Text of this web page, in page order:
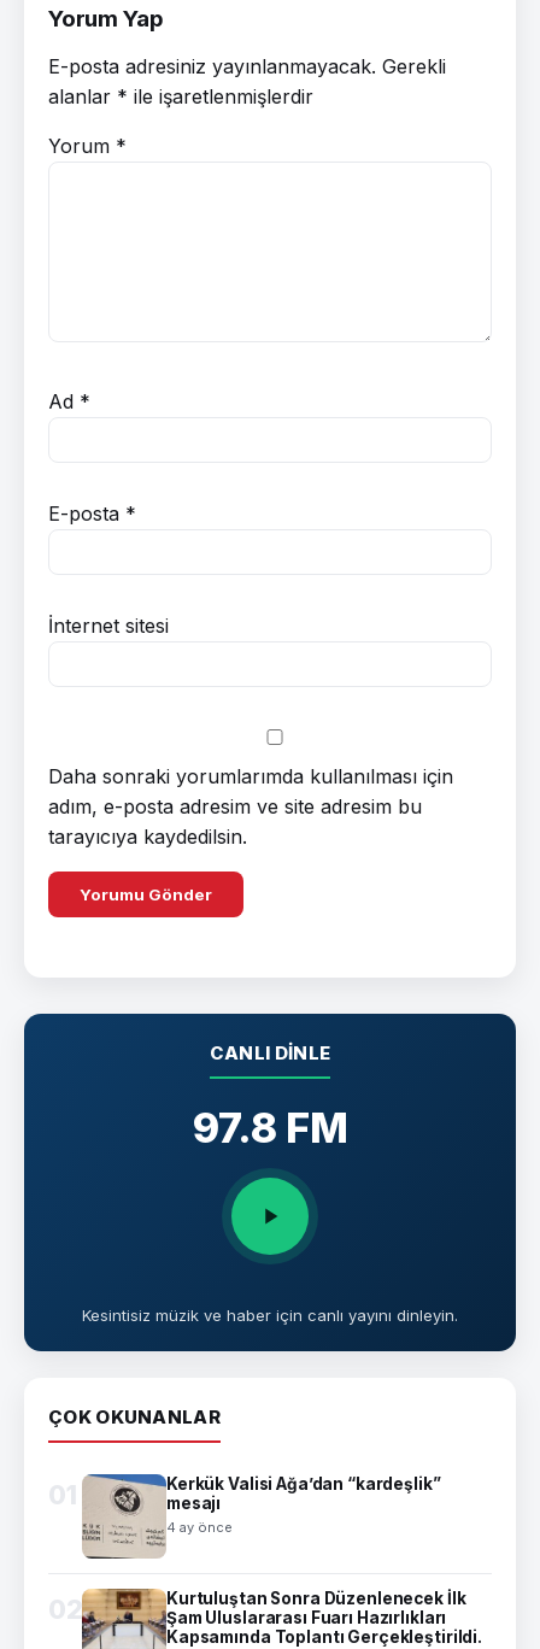
Yorum Yap
E-posta adresiniz yayınlanmayacak. Gerekli
alanlar * ile işaretlenmişlerdir
Yorum *
Ad *
E-posta *
İnternet sitesi
Daha sonraki yorumlarımda kullanılması için
adım, e-posta adresim ve site adresim bu
tarayıcıya kaydedilsin.
CANLI DINLE
97.8 FM
Kesintisiz müzik ve haber için canlı yayını dinleyin.
ÇOK OKUNANLAR
01
Kerkük Valisi Ağa’dan “kardeşlik”
mesajı
4 ay önce
02
Kurtuluştan Sonra Düzenlenecek İlk
Şam Uluslararası Fuarı Hazırlıkları
Kapsamında Toplantı Gerçekleştirildi.